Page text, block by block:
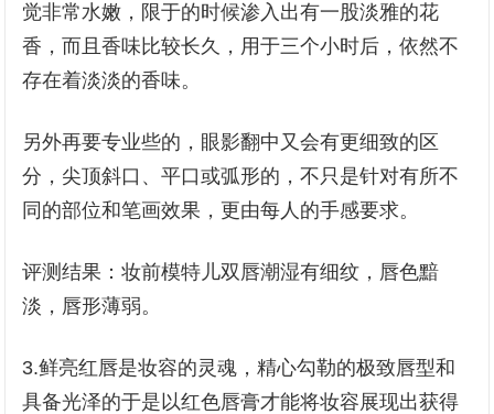
觉非常水嫩，限于的时候渗入出有一股淡雅的花
香，而且香味比较长久，用于三个小时后，依然不
存在着淡淡的香味。
另外再要专业些的，眼影翻中又会有更细致的区
分，尖顶斜口、平口或弧形的，不只是针对有所不
同的部位和笔画效果，更由每人的手感要求。
评测结果：妆前模特儿双唇潮湿有细纹，唇色黯
淡，唇形薄弱。
3.鲜亮红唇是妆容的灵魂，精心勾勒的极致唇型和
具备光泽的于是以红色唇膏才能将妆容展现出获得